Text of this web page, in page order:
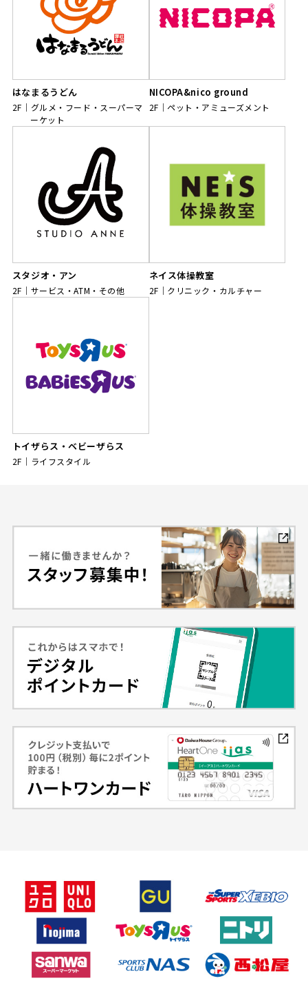
はなまるうどん
2F
グルメ・フード・スーパーマ
ーケット
NICOPA&nico ground
2F ペット・アミューズメント
スタジオ・アン
2F サービス・ATM・その他
ネイス体操教室
2F クリニック・カルチャー
トイザらス・ベビーザらス
2F ライフスタイル